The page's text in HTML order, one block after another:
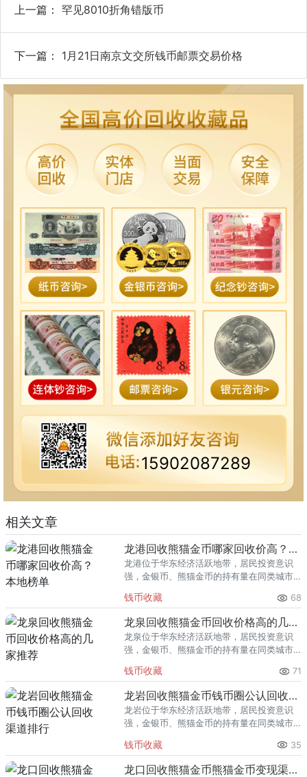
上一篇： 罕见8010折角错版币
下一篇： 1月21日南京文交所钱币邮票交易价格
15902087289
相关文章
龙港回收熊猫金币哪家回收价高？本地榜单
龙港位于华东经济活跃地带，居民投资意识
强，金银币、熊猫金币的持有量在同类城市
熊猫金币的需求就明显升温，但鱼龙混杂的
回收渠道里，能精准识别版别溢
钱币收藏 68
龙泉回收熊猫金币回收价格高的几家推荐
龙泉位于华东经济活跃地带，居民投资意识
强，金银币、熊猫金币的持有量在同类城市
熊猫金币的需求就明显升温，但鱼龙混杂的
回收渠道里，能精准识别版别溢
钱币收藏 71
龙岩回收熊猫金币钱币圈公认回收渠道排行
龙岩位于华东经济活跃地带，居民投资意识
强，金银币、熊猫金币的持有量在同类城市
熊猫金币的需求就明显升温，但鱼龙混杂的
回收渠道里，能精准识别版别溢
钱币收藏 35
龙口回收熊猫金币熊猫金币变现渠道指南